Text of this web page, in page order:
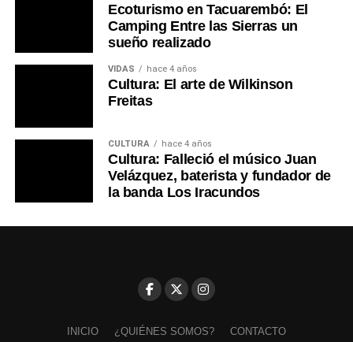
Ecoturismo en Tacuarembó: El
Camping Entre las Sierras un
sueño realizado
VIDAS hace 4 años
Cultura: El arte de Wilkinson
Freitas
CULTURA hace 4 años
Cultura: Falleció el músico Juan
Velázquez, baterista y fundador de
la banda Los Iracundos
INICIO ¿QUIÉNES SOMOS? CONTACTO